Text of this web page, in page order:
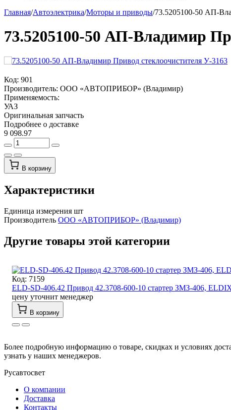
Главная/Автоэлектрика/Моторы и приводы/73.5205100-50 АП-
73.5205100-50 АП-Владимир
Код: 901
Производитель: ООО «АВТОПРИБОР» (Владимир)
Применяемость:
УАЗ
Оригинальная запчасть
Подробнее о доставке
9 098.97
В корзину
Характеристики
Единица измерения шт
Производитель ООО «АВТОПРИБОР» (Владимир)
Другие товары этой категории
Код: 7159
ELD-SD-406.42 Привод 42.3708-600-10 стартер ЗМЗ-406,
цену уточнит менеджер
В корзину
Более подробную информацию о товаре, скидках и условиях
узнать у наших менеджеров.
Русавтосвет
О компании
Доставка
Контакты